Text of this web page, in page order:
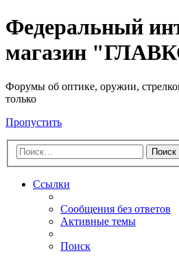
Федеральный
магазин
Форумы об оптике, оружии,
только
Пропустить
Поиск
Ссылки
Сообщения без ответов
Активные темы
Поиск